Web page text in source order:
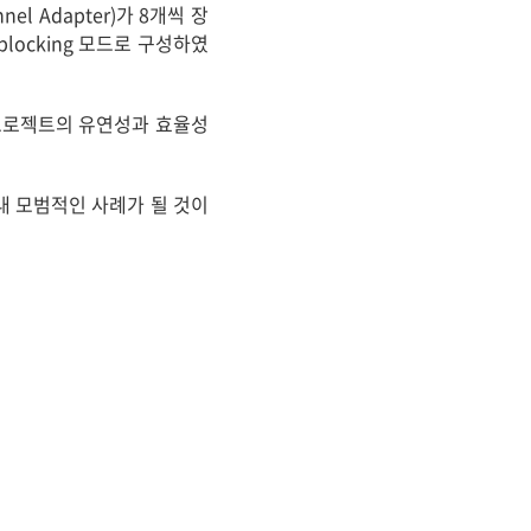
Adapter)가 8개씩 장
모드로 구성하였
젝트의 유연성과 효율성
모범적인 사례가 될 것이